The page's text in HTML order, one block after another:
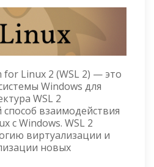
for Linux 2 (WSL 2) — это
Windows для
WSL 2
взаимодействия
с Windows. WSL 2
виртуализации и
новых